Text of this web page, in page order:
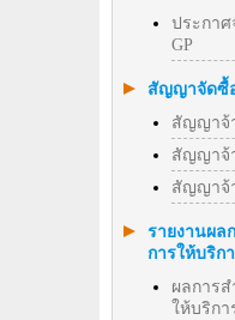
ประกาศ
GP
สัญญาจัดซื้
สัญญาจ้
สัญญาจ้
สัญญาจ้
รายงานผล
การให้บริก
ผลการส
ให้บริกา